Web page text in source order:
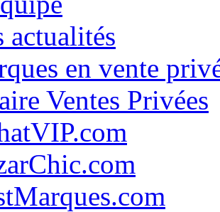
actualités
en vente
Ventes Privées